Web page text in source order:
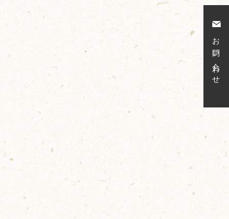
お問い合わせ